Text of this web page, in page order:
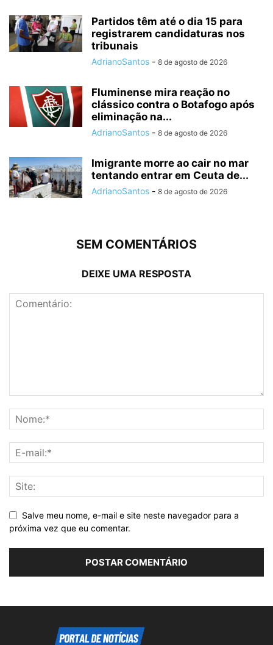
Partidos têm até o dia 15 para
registrarem candidaturas nos
tribunais
AdrianoSantos - 8 de agosto de 2026
Fluminense mira reação no
clássico contra o Botafogo após
eliminação na...
AdrianoSantos - 8 de agosto de 2026
Imigrante morre ao cair no mar
tentando entrar em Ceuta de...
AdrianoSantos - 8 de agosto de 2026
SEM COMENTÁRIOS
DEIXE UMA RESPOSTA
Salve meu nome, e-mail e site neste navegador para a
próxima vez que eu comentar.